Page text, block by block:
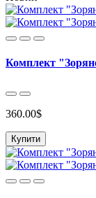
Комплект
360.00$
Купити